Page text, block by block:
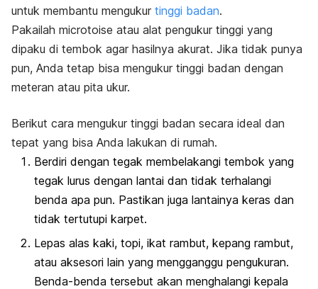
untuk membantu mengukur tinggi badan.
Pakailah microtoise atau alat pengukur tinggi yang
dipaku di tembok agar hasilnya akurat. Jika tidak punya
pun, Anda tetap bisa mengukur tinggi badan dengan
meteran atau pita ukur.
Berikut cara mengukur tinggi badan secara ideal dan
tepat yang bisa Anda lakukan di rumah.
Berdiri dengan tegak membelakangi tembok yang
tegak lurus dengan lantai dan tidak terhalangi
benda apa pun. Pastikan juga lantainya keras dan
tidak tertutupi karpet.
Lepas alas kaki, topi, ikat rambut, kepang rambut,
atau aksesori lain yang mengganggu pengukuran.
Benda-benda tersebut akan menghalangi kepala